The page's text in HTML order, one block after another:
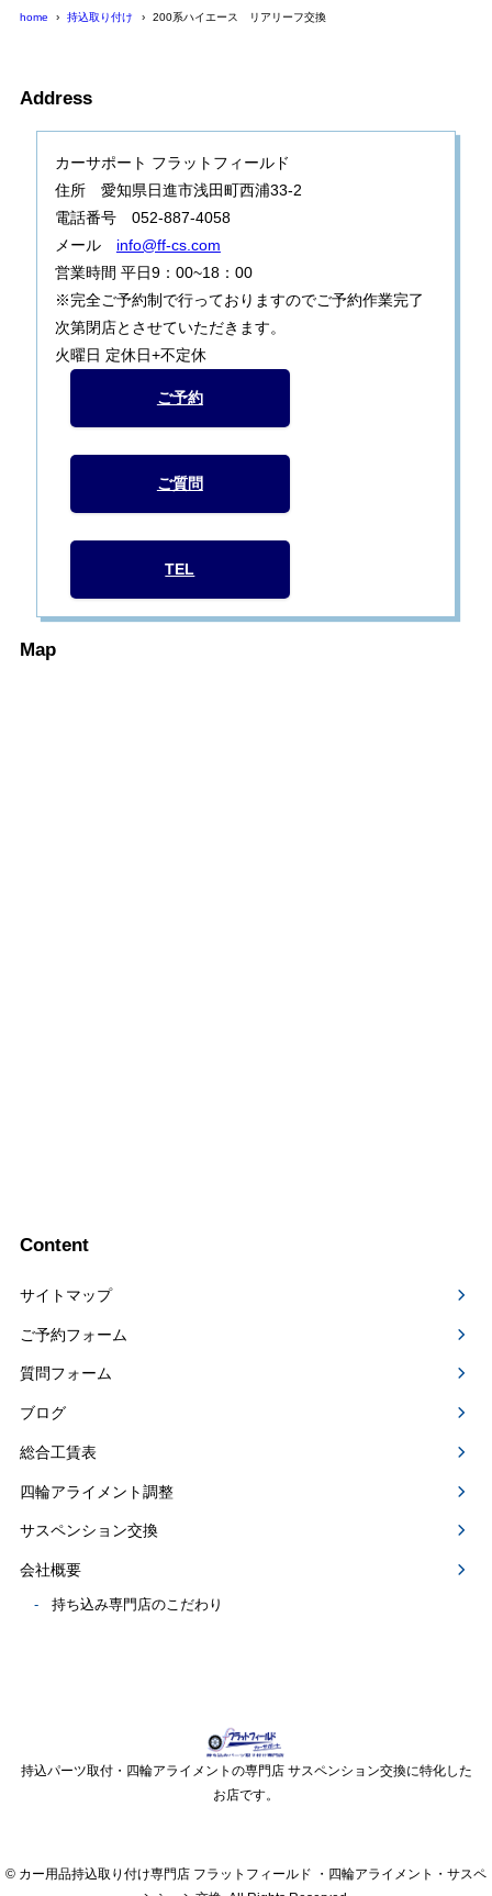
home 持込取り付け 200系ハイエース リアリーフ交換
Address
カーサポート フラットフィールド
住所 愛知県日進市浅田町西浦33-2
電話番号 052-887-4058
メール info@ff-cs.com
営業時間 平日9：00~18：00
※完全ご予約制で行っておりますのでご予約作業完了
次第閉店とさせていただきます。
火曜日 定休日+不定休
ご予約
ご質問
TEL
Map
Content
サイトマップ
ご予約フォーム
質問フォーム
ブログ
総合工賃表
四輪アライメント調整
サスペンション交換
会社概要
持ち込み専門店のこだわり
持込パーツ取付・四輪アライメントの専門店 サスペンション交換に特化した
お店です。
© カー用品持込取り付け専門店 フラットフィールド ・四輪アライメント・サスペ